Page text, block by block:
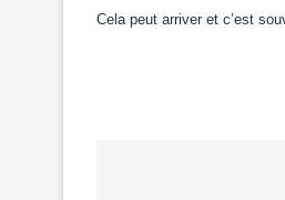
Cela peut arriver et c’est